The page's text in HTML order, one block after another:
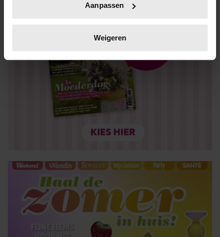
op specifieke eigenschappen (fingerprinting)
verwerkt en stel uw voorkeuren in het
intrekken in de Cookieverklaring.
We gebruiken cookies om content en advertenties te
personaliseren, om functies voor social media te bieden
en om ons websiteverkeer te analyseren. Ook delen we
informatie over uw gebruik van onze site met onze
partners voor social media, adverteren en analyse. Deze
verzameld op basis van uw gebruik van hun services. U
gaat akkoord met onze cookies als u onze website blijft
gebruiken.
Aanpassen
Weigeren